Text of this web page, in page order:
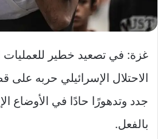
غزة: في تصعيد خطير للعمليات
الاحتلال الإسرائيلي حربه على
جدد وتدهورًا حادًا في الأوضاع
بالفعل.